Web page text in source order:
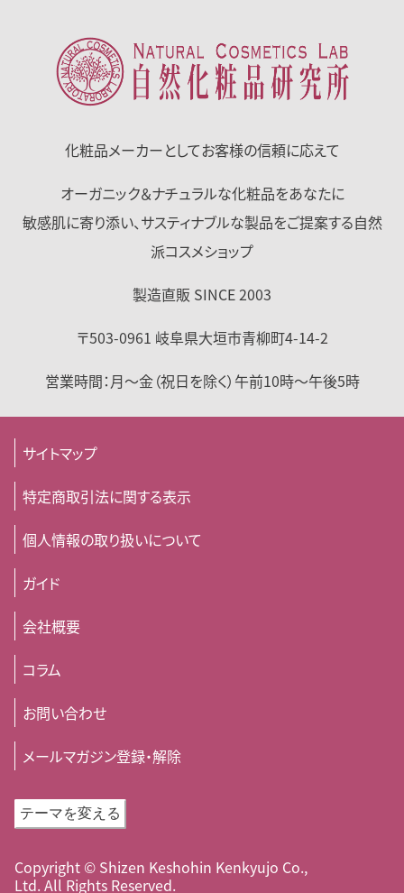
化粧品メーカーとしてお客様の信頼に応えて
オーガニック＆ナチュラルな化粧品をあなたに
敏感肌に寄り添い、サスティナブルな製品をご提案する自然
派コスメショップ
製造直販 SINCE 2003
〒503-0961 岐阜県大垣市青柳町4-14-2
営業時間： 月～金（祝日を除く）午前10時～午後5時
サイトマップ
特定商取引法に関する表示
個人情報の取り扱いについて
ガイド
会社概要
コラム
お問い合わせ
メールマガジン登録・解除
テーマを変える
Copyright © Shizen Keshohin Kenkyujo Co.,
Ltd. All Rights Reserved.